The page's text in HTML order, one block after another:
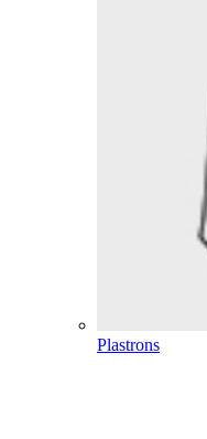
Plastrons